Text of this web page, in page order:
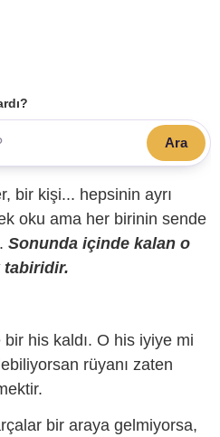
Ara
bir kişi... hepsinin ayrı
oku ama her birinin sende
Sonunda içinde kalan o
tabiridir.
his kaldı. O his iyiye mi
rüyanı zaten
bir araya gelmiyorsa,